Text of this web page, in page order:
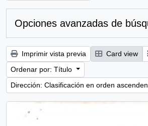
Opciones avanzadas de
Imprimir vista previa Card view
Ordenar por: Título
Dirección: Clasificación en orden